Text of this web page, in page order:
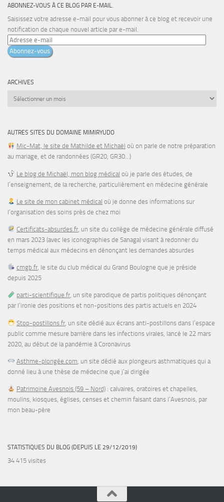
ABONNEZ-VOUS À CE BLOG PAR E-MAIL.
Saisissez votre adresse e-mail pour vous abonner à ce blog et recevoir une
notification de chaque nouvel article par e-mail.
Adresse
e-Abonnez-vous
ARCHIVES
Archives
AUTRES SITES DU DOMAINE MIMIRYUDO
Mic-Mat, le site de Mathilde et Michaël où on parle de notre préparation
au mariage, et de randonnées (GR20, GR30…)
Le blog de Michaël, mon blog médical où je parle des études, de
l’enseignement, de la recherche, particulièrement en médecine générale
Le site de mon cabinet médical où je donne des informations sur
l’organisation des soins près de chez moi
Certificats-absurdes.fr , un site du collège de médecine générale diffusé
en mars 2023 (avec les iconographies de Sanaga) visant à redonner du
temps médical aux médecins en dénonçant les demandes absurdes
cmgb.fr, le site du club médical du Grand Boulogne que je préside
depuis 2025
parti-scientifique.fr, un site parodique de partis politiques dénonçant
par l’ironie des positions et non-positions des partis actuels en 2024
Stop-postillons.fr , un site dédié aux écrans anti-postillons dans l’espace
public comme mesure barrière dans les infections virales, lancé le 22 mars
2020, au début de la pandémie à Coronavirus
Asthme-plongée.com , un site dédié aux plongeurs asthmatiques qui a
donné lieu à une thèse de médecine que j’ai dirigée
Patrimoine Avesnois (59 – Nord) : calvaires, oratoires et chapelles,
moulins, kiosques, églises, censes et chemin faisant dans l’Avesnois, par
mon beau-père
STATISTIQUES DU BLOG (DEPUIS LE 29/12/2019)
34 415 visites